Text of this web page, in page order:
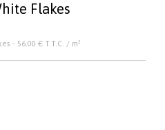
Flakes
- 56.00 € T.T.C. / m²